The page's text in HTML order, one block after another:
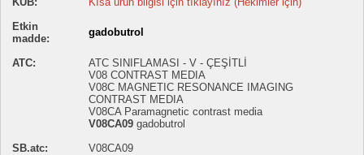
Etkin
madde:
gadobutrol
ATC:
ATC SINIFLAMASI - V - ÇEŞİTLİ
V08 CONTRAST MEDIA
V08C MAGNETIC RESONANCE IMAGING
CONTRAST MEDIA
V08CA Paramagnetic contrast media
V08CA09 gadobutrol
SB.atc:
V08CA09